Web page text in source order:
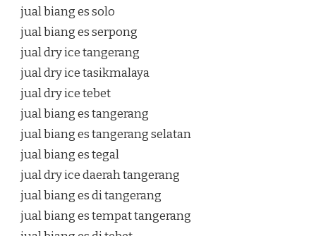
jual biang es solo
jual biang es serpong
jual dry ice tangerang
jual dry ice tasikmalaya
jual dry ice tebet
jual biang es tangerang
jual biang es tangerang selatan
jual biang es tegal
jual dry ice daerah tangerang
jual biang es di tangerang
jual biang es tempat tangerang